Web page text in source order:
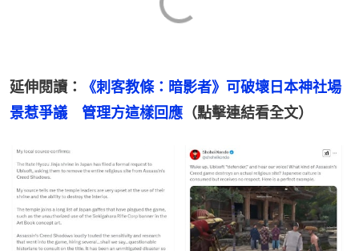
延伸閱讀：
《刺客教條：暗影者》可破壞日本神社場
景惹爭議　管理方這樣回應 （點擊連結看全文）